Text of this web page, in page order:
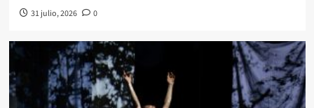
31 julio, 2026 0